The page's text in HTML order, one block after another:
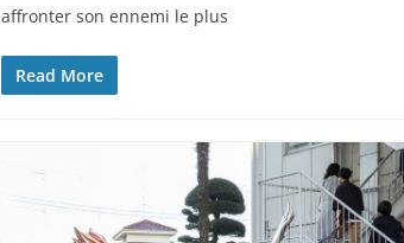
affronter son ennemi le plus
Read More